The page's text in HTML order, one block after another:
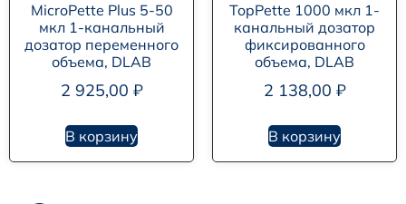
MicroPette Plus 5-50
мкл 1-канальный
дозатор переменного
объема, DLAB
2 925,00 ₽
В корзину
TopPette 1000 мкл 1-
канальный дозатор
фиксированного
объема, DLAB
2 138,00 ₽
В корзину